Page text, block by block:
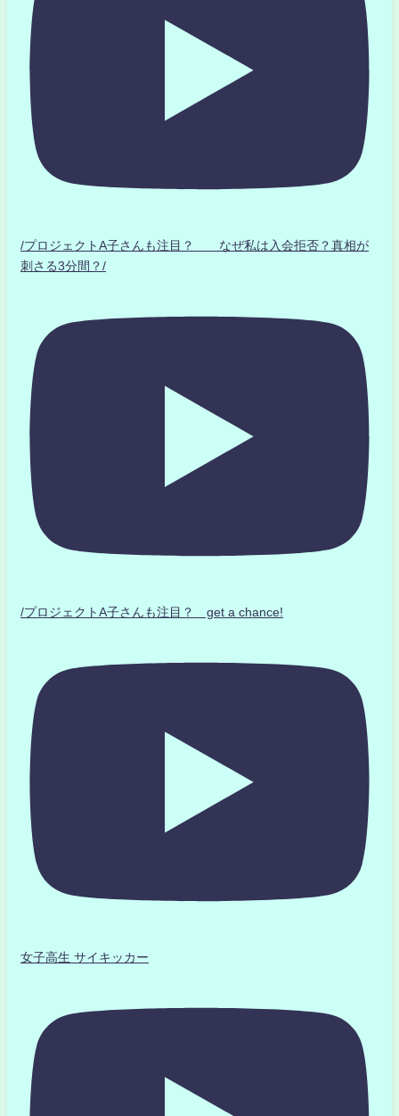
/プロジェクトA子さんも注目？ なぜ私は入会拒否？真相が
刺さる3分間？/
/プロジェクトA子さんも注目？ get a chance!
女子高生 サイキッカー